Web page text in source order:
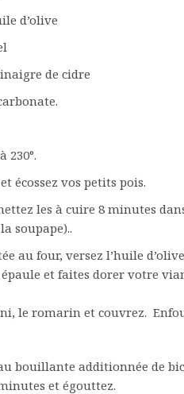
d’olive
de cidre
230°.
écossez vos petits pois.
les à cuire 8 minutes
soupape)..
au four, versez l’huile
et faites dorer votre
le romarin et couvrez.
bouillante additionnée de
et égouttez.